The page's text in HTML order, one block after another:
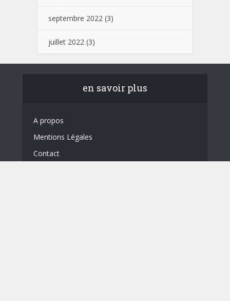
septembre 2022 (3)
juillet 2022 (3)
en savoir plus
A propos
Mentions Légales
Contact